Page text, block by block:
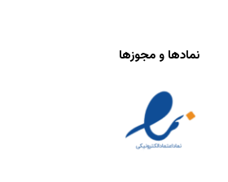
نمادها و مجوزها